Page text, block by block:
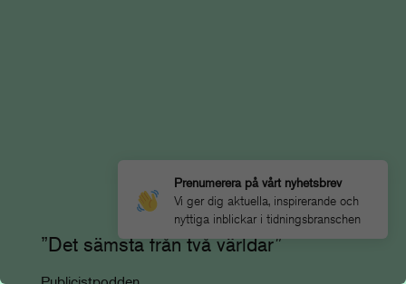
Prenumerera på vårt nyhetsbrev
Vi ger dig aktuella, inspirerande och
nyttiga inblickar i tidningsbranschen
”Det sämsta från två världar”